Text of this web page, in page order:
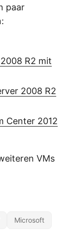
paar
R2 mit
2008 R2
Center 2012
VMs
Microsoft